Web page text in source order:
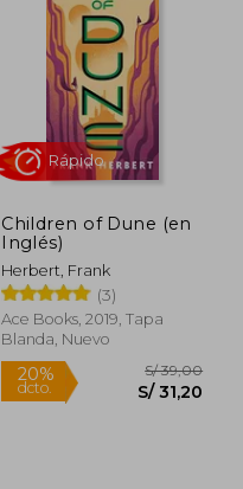
Children of Dune (en
Inglés)
Herbert, Frank
(3)
Ace Books, 2019, Tapa
Blanda, Nuevo
Rápido